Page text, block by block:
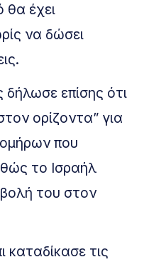
θα έχει
να δώσει
επίσης ότι
ορίζοντα” για
που
το Ισραήλ
του στον
τις